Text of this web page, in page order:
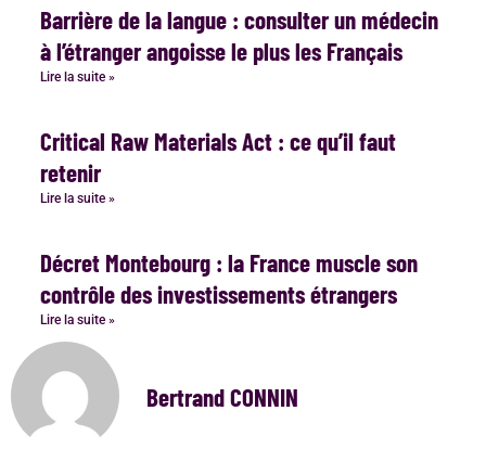
Barrière de la langue : consulter un médecin
à l’étranger angoisse le plus les Français
Lire la suite »
Critical Raw Materials Act : ce qu’il faut
retenir
Lire la suite »
Décret Montebourg : la France muscle son
contrôle des investissements étrangers
Lire la suite »
Bertrand CONNIN